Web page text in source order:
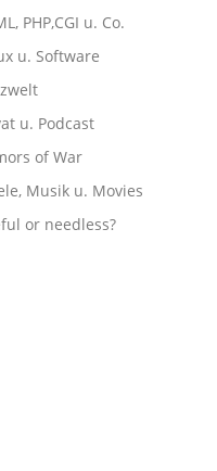
PHP,CGI u. Co.
u. Software
u. Podcast
of War
Musik u. Movies
or needless?